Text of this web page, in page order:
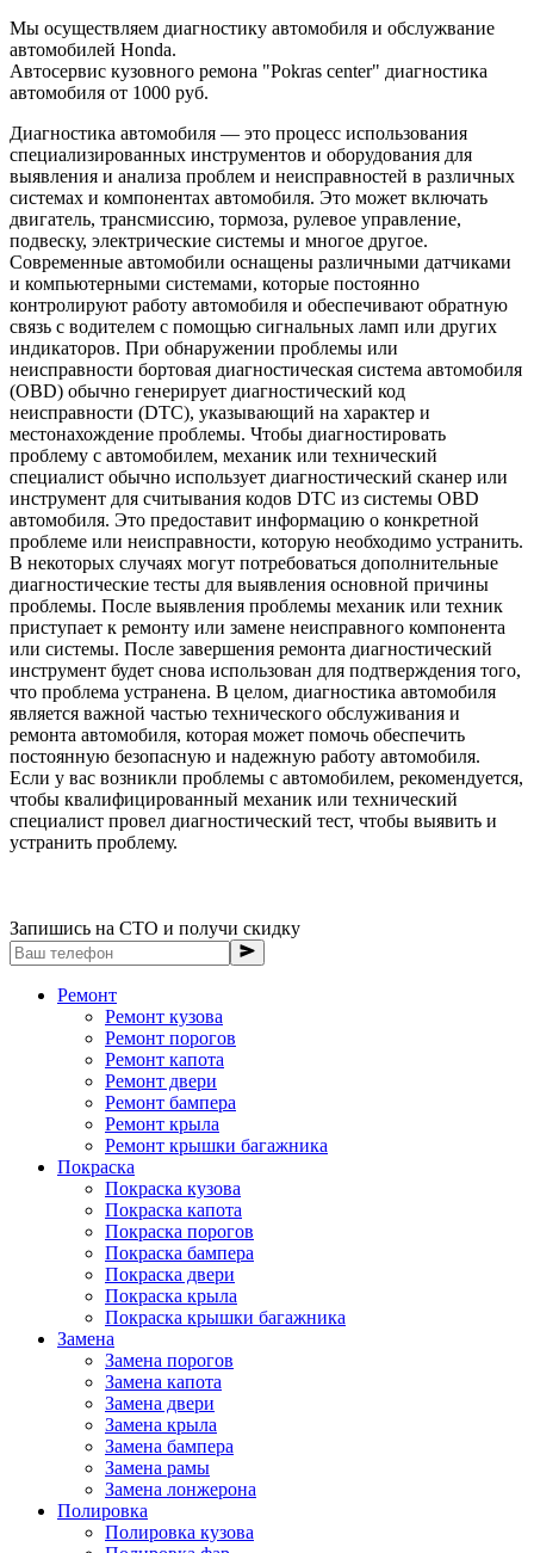
Мы осуществляем диагностику автомобиля и обслужвание
автомобилей Honda.
Автосервис кузовного ремона "Pokras center" диагностика
автомобиля от 1000 руб.
Диагностика автомобиля — это процесс использования
специализированных инструментов и оборудования для
выявления и анализа проблем и неисправностей в различных
системах и компонентах автомобиля. Это может включать
двигатель, трансмиссию, тормоза, рулевое управление,
подвеску, электрические системы и многое другое.
Современные автомобили оснащены различными датчиками
и компьютерными системами, которые постоянно
контролируют работу автомобиля и обеспечивают обратную
связь с водителем с помощью сигнальных ламп или других
индикаторов. При обнаружении проблемы или
неисправности бортовая диагностическая система автомобиля
(OBD) обычно генерирует диагностический код
неисправности (DTC), указывающий на характер и
местонахождение проблемы. Чтобы диагностировать
проблему с автомобилем, механик или технический
специалист обычно использует диагностический сканер или
инструмент для считывания кодов DTC из системы OBD
автомобиля. Это предоставит информацию о конкретной
проблеме или неисправности, которую необходимо устранить.
В некоторых случаях могут потребоваться дополнительные
диагностические тесты для выявления основной причины
проблемы. После выявления проблемы механик или техник
приступает к ремонту или замене неисправного компонента
или системы. После завершения ремонта диагностический
инструмент будет снова использован для подтверждения того,
что проблема устранена. В целом, диагностика автомобиля
является важной частью технического обслуживания и
ремонта автомобиля, которая может помочь обеспечить
постоянную безопасную и надежную работу автомобиля.
Если у вас возникли проблемы с автомобилем, рекомендуется,
чтобы квалифицированный механик или технический
специалист провел диагностический тест, чтобы выявить и
устранить проблему.
Запишись на СТО и получи скидку
Ремонт
Ремонт кузова
Ремонт порогов
Ремонт капота
Ремонт двери
Ремонт бампера
Ремонт крыла
Ремонт крышки багажника
Покраска
Покраска кузова
Покраска капота
Покраска порогов
Покраска бампера
Покраска двери
Покраска крыла
Покраска крышки багажника
Замена
Замена порогов
Замена капота
Замена двери
Замена крыла
Замена бампера
Замена рамы
Замена лонжерона
Полировка
Полировка кузова